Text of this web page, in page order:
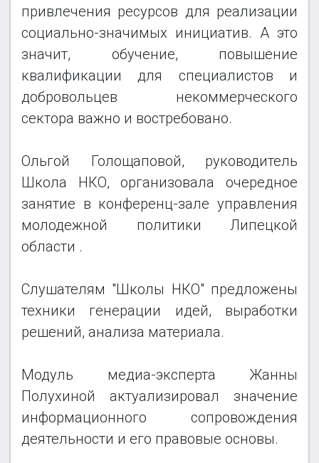
привлечения ресурсов для реализации
социально-значимых инициатив. А это
значит, обучение, повышение
квалификации для специалистов и
добровольцев некоммерческого
сектора важно и востребовано.
Ольгой Голощаповой, руководитель
Школа НКО, организовала очередное
занятие в конференц-зале управления
молодежной политики Липецкой
области .
Слушателям "Школы НКО" предложены
техники генерации идей, выработки
решений, анализа материала.
Модуль медиа-эксперта Жанны
Полухиной актуализировал значение
информационного сопровождения
деятельности и его правовые основы.